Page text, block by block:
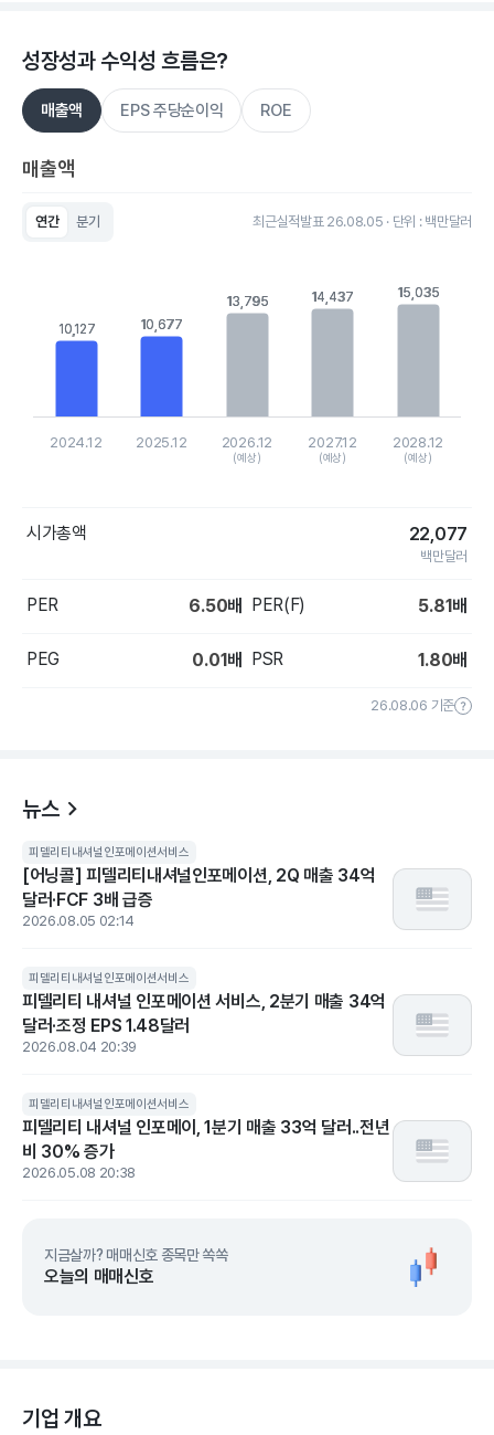
성장성과 수익성 흐름은?
매출액 EPS 주당순이익 ROE
매출액
연간 분기 최근실적발표 26.08.05 · 단위 : 백만달러
The chart has 1 X axis displaying categories.
The chart has 1 Y axis displaying values. Data ranges from
10,127
10,127 10,677
10,677
13,795
13,795 14,437
14,437 15,035
15,035
2024.12 2025.12 2026.12
(예상)
2027.12
(예상)
2028.12
(예상)
시가총액 22,077
백만달러
PER 6.50배 PER(F) 5.81배
PEG 0.01배 PSR 1.80배
26.08.06 기준
뉴스
피델리티내셔널인포메이션서비스
[어닝콜] 피델리티내셔널인포메이션, 2Q 매출 34억
달러·FCF 3배 급증
2026.08.05 02:14
피델리티내셔널인포메이션서비스
피델리티 내셔널 인포메이션 서비스, 2분기 매출 34억
달러·조정 EPS 1.48달러
2026.08.04 20:39
피델리티내셔널인포메이션서비스
피델리티 내셔널 인포메이, 1분기 매출 33억 달러..전년
비 30% 증가
2026.05.08 20:38
지금살까? 매매신호 종목만 쏙쏙
오늘의 매매신호
기업 개요